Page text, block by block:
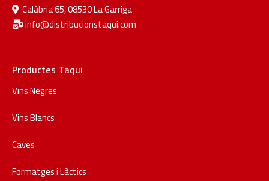
Calàbria 65, 08530 La Garriga
info@distribucionstaqui.com
Productes Taqui
Vins Negres
Vins Blancs
Caves
Formatges i Làctics